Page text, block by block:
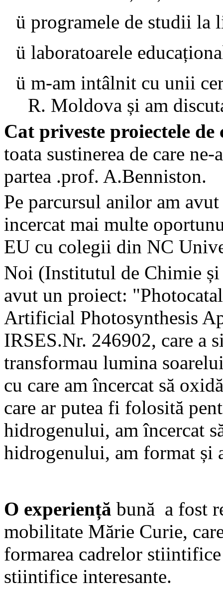
ü programele de studii la
ü laboratoarele
ü m-am intâlnit cu unii
R. Moldova și am
Cat priveste proiectele de
toata sustinerea de care
partea .prof. A.Benniston.
Pe parcursul anilor am
incercat mai multe
EU cu colegii din NC
Noi (Institutul de Chimie
avut un proiect:
Artificial Photosynthesis
IRSES.Nr. 246902, care a
transformau lumina
cu care am încercat să
care ar putea fi folosită
hidrogenului, am încercat
hidrogenului, am format și
O experiență bună a fost
mobilitate Mărie Curie,
formarea cadrelor
stiintifice interesante.